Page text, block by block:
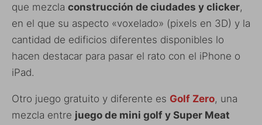
que mezcla construcción de ciudades y clicker,
en el que su aspecto «voxelado» (pixels en 3D) y la
cantidad de edificios diferentes disponibles lo
hacen destacar para pasar el rato con el iPhone o
iPad.
Otro juego gratuito y diferente es Golf Zero, una
mezcla entre juego de mini golf y Super Meat